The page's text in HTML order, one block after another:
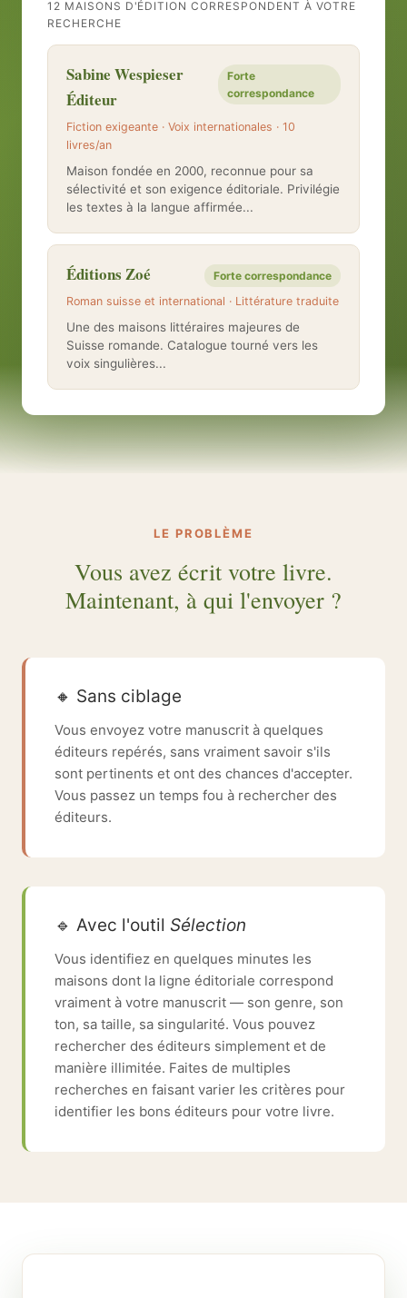
12 MAISONS D'ÉDITION CORRESPONDENT À VOTRE
RECHERCHE
Sabine Wespieser
Éditeur
Forte
correspondance
Fiction exigeante · Voix internationales · 10
livres/an
Maison fondée en 2000, reconnue pour sa
sélectivité et son exigence éditoriale. Privilégie
les textes à la langue affirmée...
Éditions Zoé
Forte correspondance
Roman suisse et international · Littérature traduite
Une des maisons littéraires majeures de
Suisse romande. Catalogue tourné vers les
voix singulières...
LE PROBLÈME
Vous avez écrit votre livre.
Maintenant, à qui l'envoyer ?
🔸 Sans ciblage
Vous envoyez votre manuscrit à quelques
éditeurs repérés, sans vraiment savoir s'ils
sont pertinents et ont des chances d'accepter.
Vous passez un temps fou à rechercher des
éditeurs.
🔹 Avec l'outil Sélection
Vous identifiez en quelques minutes les
maisons dont la ligne éditoriale correspond
vraiment à votre manuscrit — son genre, son
ton, sa taille, sa singularité. Vous pouvez
rechercher des éditeurs simplement et de
manière illimitée. Faites de multiples
recherches en faisant varier les critères pour
identifier les bons éditeurs pour votre livre.